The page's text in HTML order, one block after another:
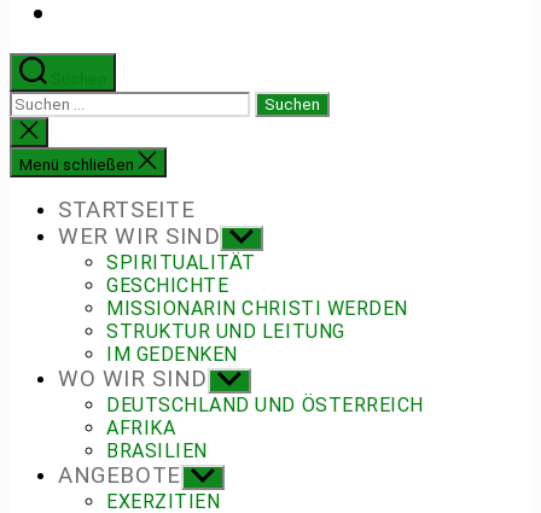
Suchen
nach:
Suche
schließen
Menü schließen
STARTSEITE
WER WIR SIND Untermenü
anzeigen
SPIRITUALITÄT
GESCHICHTE
MISSIONARIN CHRISTI WERDEN
STRUKTUR UND LEITUNG
IM GEDENKEN
WO WIR SIND
Untermenü
anzeigen
DEUTSCHLAND UND ÖSTERREICH
AFRIKA
BRASILIEN
ANGEBOTE Untermenü
anzeigen
EXERZITIEN